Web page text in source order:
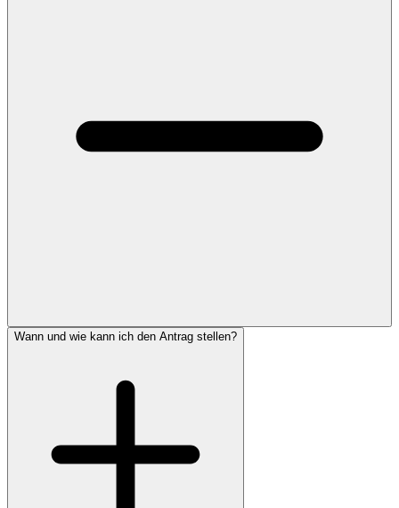
Wann und wie kann ich den Antrag stellen?